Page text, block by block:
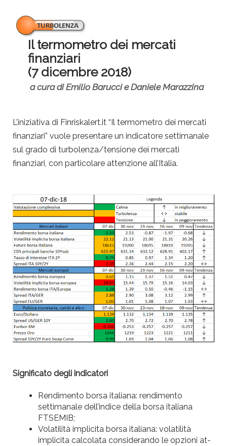
Il termometro dei mercati
finanziari
(7 dicembre 2018)
a cura di Emilio Barucci e Daniele Marazzina
L’iniziativa di Finriskalert.it “Il termometro dei mercati
finanziari” vuole presentare un indicatore settimanale
sul grado di turbolenza/tensione dei mercati
finanziari, con particolare attenzione all’Italia.
Significato degli indicatori
Rendimento borsa italiana: rendimento
settimanale dell’indice della borsa italiana
FTSEMIB;
Volatilità implicita borsa italiana: volatilità
implicita calcolata considerando le opzioni at-